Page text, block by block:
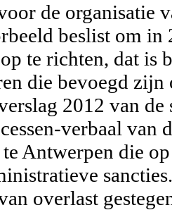
de organisatie
beslist om in
te richten, dat is
die bevoegd
2012 van
verbaal van
Antwerpen die
overlast